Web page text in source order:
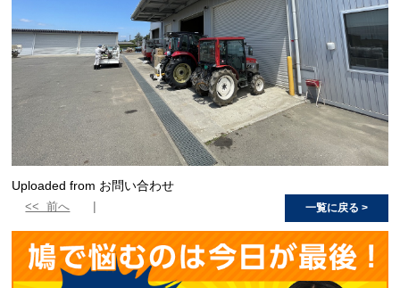
Uploaded from お問い合わせ
<< 前へ 一覧に戻る >